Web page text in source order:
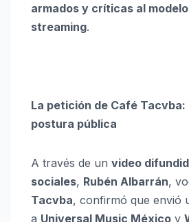
armados y críticas al
streaming.
La petición de Café
postura pública
A través de un video
sociales, Rubén Albarrán,
Tacvba, confirmó que envió
a Universal Music México y